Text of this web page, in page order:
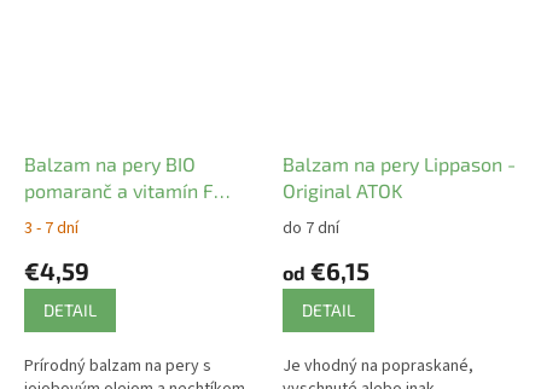
Balzam na pery BIO
pomaranč a vitamín F
Logona
3 - 7 dní
€4,59
DETAIL
Prírodný balzam na pery s
Balzam na pery Lippason -
Original ATOK
do 7 dní
od €6,15
DETAIL
Je vhodný na popraskané,